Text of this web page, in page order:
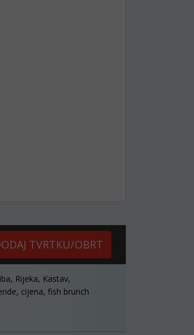
TVRTKU/OBRT
Rijeka, Kastav,
cijena, fish brunch